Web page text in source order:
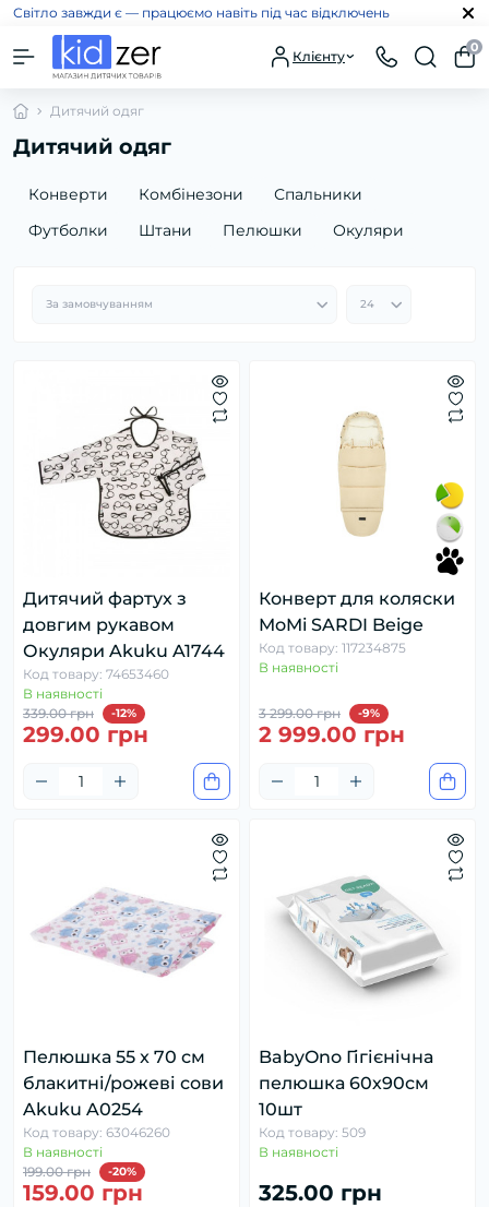
Світло завжди є — працюємо навіть під час відключень
Клієнту
0
Дитячий одяг
Дитячий одяг
Конверти Комбінезони
Спальники
Футболки
Штани Пелюшки Окуляри
Дитячий фартух з
довгим рукавом
Окуляри Akuku A1744
Код товару: 74653460
В наявності
339.00 грн
-12%
299.00 грн
Конверт для коляски
MoMi SARDI Beige
Код товару: 117234875
В наявності
3 299.00 грн -9%
2 999.00 грн
Пелюшка 55 x 70 см
блакитні/рожеві сови
Akuku A0254
Код товару: 63046260
В наявності
199.00 грн
-20%
159.00 грн
BabyOno Гігієнічна
пелюшка 60х90см
10шт
Код товару: 509
В наявності
325.00 грн